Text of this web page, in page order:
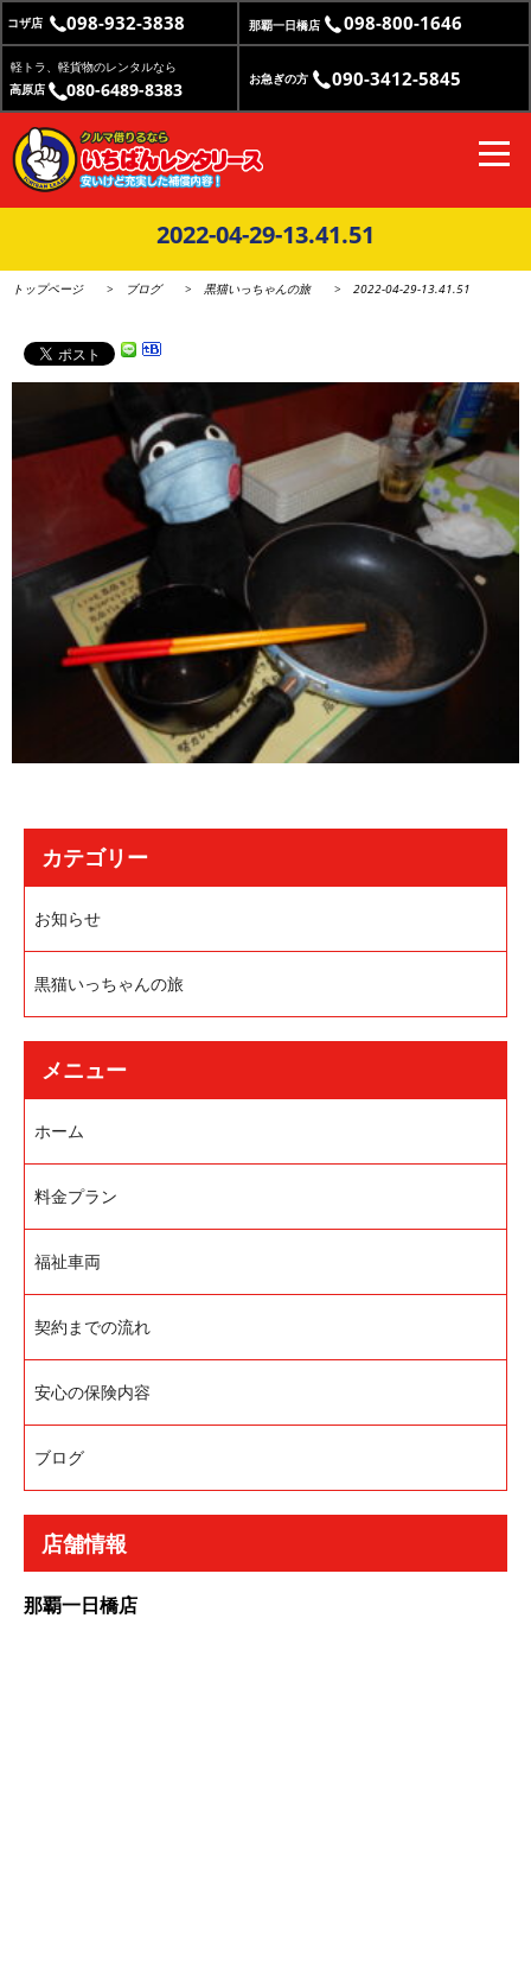
コザ店 098-932-3838 那覇一日橋店 098-800-1646
軽トラ、軽貨物のレンタルなら
高原店
080-6489-8383 お急ぎの方 090-3412-5845
2022-04-29-13.41.51
トップページ ブログ 黒猫いっちゃんの旅 2022-04-29-13.41.51
カテゴリー
お知らせ
黒猫いっちゃんの旅
メニュー
ホーム
料金プラン
福祉車両
契約までの流れ
安心の保険内容
ブログ
店舗情報
那覇一日橋店